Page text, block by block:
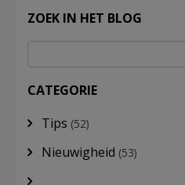
ZOEK IN HET BLOG
CATEGORIE
Tips (52)
Nieuwigheid (53)